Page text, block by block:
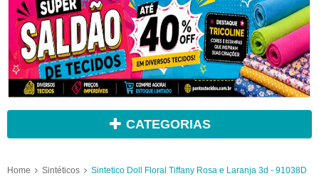
CATEGORIAS
Home Sintéticos Sintetico Doll Floral Tiffany Rosa e Laranja 3d - 91038D